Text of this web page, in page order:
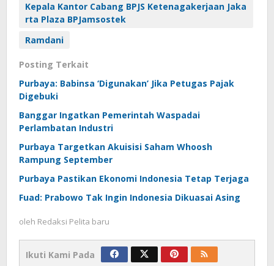
Kepala Kantor Cabang BPJS Ketenagakerjaan Jaka
rta Plaza BPJamsostek
Ramdani
Posting Terkait
Purbaya: Babinsa ‘Digunakan’ Jika Petugas Pajak
Digebuki
Banggar Ingatkan Pemerintah Waspadai
Perlambatan Industri
Purbaya Targetkan Akuisisi Saham Whoosh
Rampung September
Purbaya Pastikan Ekonomi Indonesia Tetap Terjaga
Fuad: Prabowo Tak Ingin Indonesia Dikuasai Asing
oleh Redaksi Pelita baru
Ikuti Kami Pada